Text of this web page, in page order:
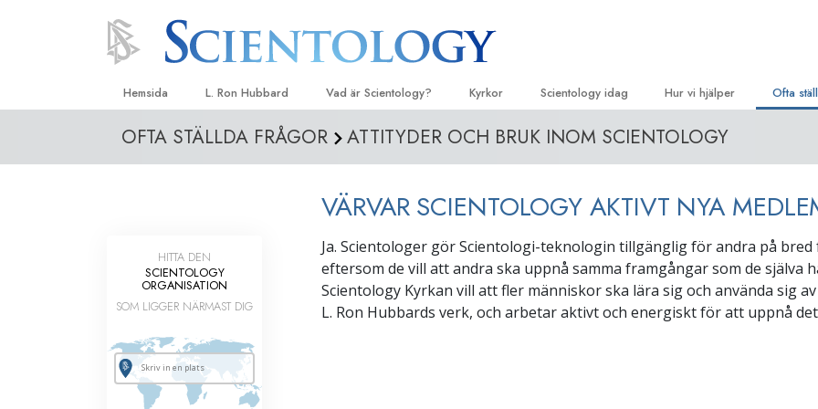
Hemsida L. Ron Hubbard Vad är Scientology?
Trossatser och religiösa bruk
Vad scientologer säger om
Scientology
Träffa en scientolog
Inne i en Kyrka
Scientologys grundprinciper
Kyrkor
Hitta en kyrka
Avancerade organisationer
Flag Land Base
Freewinds
Att få ut Scientology till världen
Scientology idag
Invigningar
David Miscavige – Scientologys
kyrklige ledare
Hur vi hjälper
Vägen till lycka
Criminon
Narconon
Sanningen om droger
Enade för mänskliga
Ofta
OFTA STÄLLDA FRÅGOR ATTITYDER OCH BRUK INOM SCIENTOLOGY
VÄRVAR SCIENTOLOGY AKTIVT NYA
Ja. Scientologer gör Scientologi-teknologin tillgänglig för andra på
eftersom de vill att andra ska uppnå samma framgångar som de själva
Scientology Kyrkan vill att fler människor ska lära sig och använda sig av
L. Ron Hubbards verk, och arbetar aktivt och energiskt för att uppnå
HITTA DEN
SCIENTOLOGY
ORGANISATION
SOM LIGGER NÄRMAST DIG